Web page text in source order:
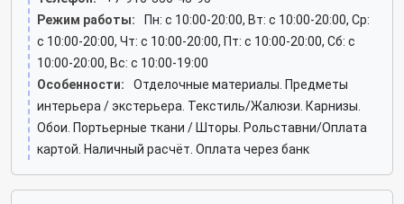
Режим работы:
Пн: c 10:00-20:00, Вт: c 10:00-20:00, Ср:
c 10:00-20:00, Чт: c 10:00-20:00, Пт: c 10:00-20:00, Сб: c
10:00-20:00, Вс: c 10:00-19:00
Особенности:
Отделочные материалы. Предметы
интерьера / экстерьера. Текстиль/Жалюзи. Карнизы.
Обои. Портьерные ткани / Шторы. Рольставни/Оплата
картой. Наличный расчёт. Оплата через банк